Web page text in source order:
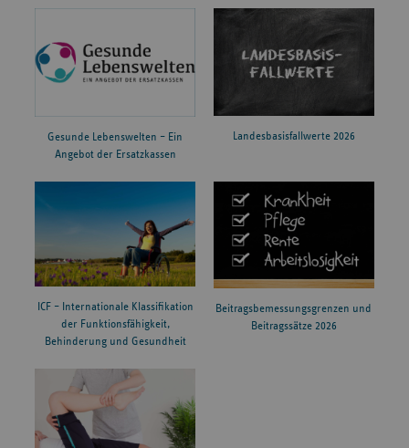
Gesunde Lebenswelten – Ein
Angebot der Ersatzkassen
Landesbasisfallwerte 2026
ICF – Internationale Klassifikation
der Funktionsfähigkeit,
Behinderung und Gesundheit
Beitragsbemessungsgrenzen und
Beitragssätze 2026